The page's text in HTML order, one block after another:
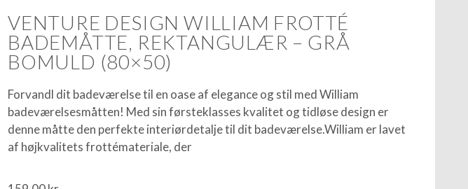
VENTURE DESIGN WILLIAM FROTTÉ
BADEMÅTTE, REKTANGULÆR – GRÅ
BOMULD (80×50)
Forvandl dit badeværelse til en oase af elegance og stil med William
badeværelsesmåtten! Med sin førsteklasses kvalitet og tidløse design er
denne måtte den perfekte interiørdetalje til dit badeværelse.William er lavet
af højkvalitets frottémateriale, der